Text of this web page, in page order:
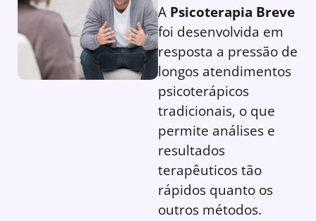
A Psicoterapia Breve
foi desenvolvida em
resposta a pressão de
longos atendimentos
psicoterápicos
tradicionais, o que
permite análises e
resultados
terapêuticos tão
rápidos quanto os
outros métodos.